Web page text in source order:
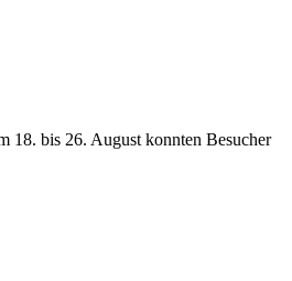
18. bis 26. August konnten Besucher